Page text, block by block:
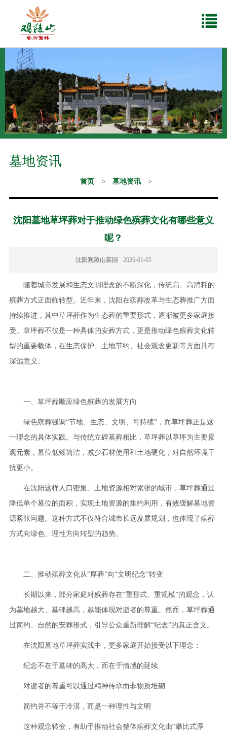
墓地资讯
首页 > 墓地资讯 >
沈阳墓地草坪葬对于推动绿色殡葬文化有哪些意义
呢？
沈阳观陵山墓园 2026-01-05
随着城市发展和生态文明理念的不断深化，传统高、高消耗的
殡葬方式正面临转型。近年来，沈阳在殡葬改革与生态葬推广方面
持续推进，其中草坪葬作为生态葬的重要形式，逐渐被更多家庭接
受。草坪葬不仅是一种具体的安葬方式，更是推动绿色殡葬文化转
型的重要载体，在生态保护、土地节约、社会观念更新等方面具有
深远意义。
一、草坪葬顺应绿色殡葬的发展方向
绿色殡葬强调“节地、生态、文明、可持续”，而草坪葬正是这
一理念的具体实践。与传统立碑墓葬相比，草坪葬以草坪为主要景
观元素，墓位低矮简洁，减少石材使用和土地硬化，对自然环境干
扰更小。
在沈阳这样人口密集、土地资源相对紧张的城市，草坪葬通过
降低单个墓位的面积，实现土地资源的集约利用，有效缓解墓地资
源紧张问题。这种方式不仅符合城市长远发展规划，也体现了殡葬
方式向绿色、理性方向转型的趋势。
二、推动殡葬文化从“厚葬”向“文明纪念”转变
长期以来，部分家庭对殡葬存在“重形式、重规模”的观念，认
为墓地越大、墓碑越高，越能体现对逝者的尊重。然而，草坪葬通
过简约、自然的安葬形式，引导公众重新理解“纪念”的真正含义。
在沈阳墓地草坪葬实践中，更多家庭开始接受以下理念：
纪念不在于墓碑的高大，而在于情感的延续
对逝者的尊重可以通过精神传承而非物质堆砌
简约并不等于冷漠，而是一种理性与文明
这种观念转变，有助于推动社会整体殡葬文化由“攀比式厚